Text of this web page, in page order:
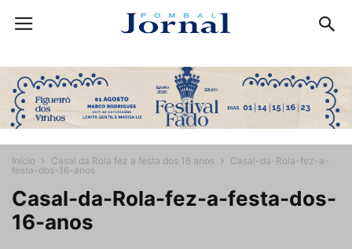
Início Casal da Rola fez a festa dos 16 anos
Casal-da-Rola-fez-a-
festa-dos-16-anos
Casal-da-Rola-fez-a-festa-dos-
16-anos